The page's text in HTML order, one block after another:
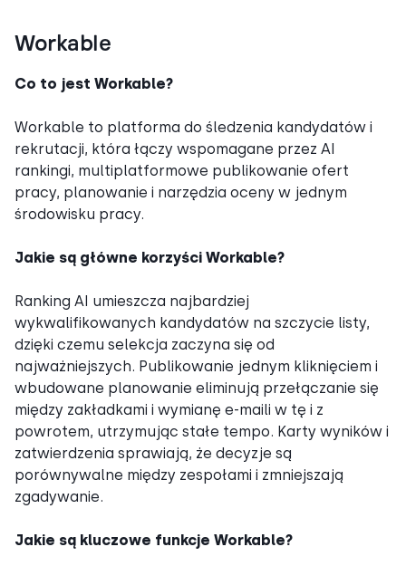
Workable
Co to jest Workable?
Workable to platforma do śledzenia kandydatów i
rekrutacji, która łączy wspomagane przez AI
rankingi, multiplatformowe publikowanie ofert
pracy, planowanie i narzędzia oceny w jednym
środowisku pracy.
Jakie są główne korzyści Workable?
Ranking AI umieszcza najbardziej
wykwalifikowanych kandydatów na szczycie listy,
dzięki czemu selekcja zaczyna się od
najważniejszych. Publikowanie jednym kliknięciem i
wbudowane planowanie eliminują przełączanie się
między zakładkami i wymianę e-maili w tę i z
powrotem, utrzymując stałe tempo. Karty wyników i
zatwierdzenia sprawiają, że decyzje są
porównywalne między zespołami i zmniejszają
zgadywanie.
Jakie są kluczowe funkcje Workable?